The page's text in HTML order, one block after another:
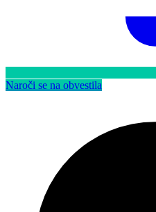
Naroči se na obvestila